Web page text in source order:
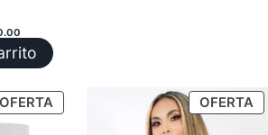
El
precio
actual
es:
OFERTAPRODUCTO
EN
OFERTA